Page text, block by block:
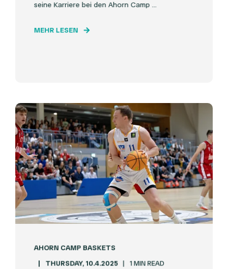
seine Karriere bei den Ahorn Camp ...
MEHR LESEN
AHORN CAMP BASKETS
THURSDAY, 10.4.2025 1 MIN READ